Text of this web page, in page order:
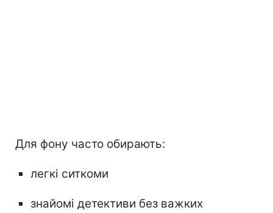
Для фону часто обирають:
легкі ситкоми
знайомі детективи без важких